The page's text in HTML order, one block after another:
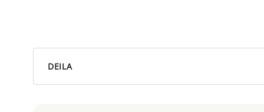
DEILA